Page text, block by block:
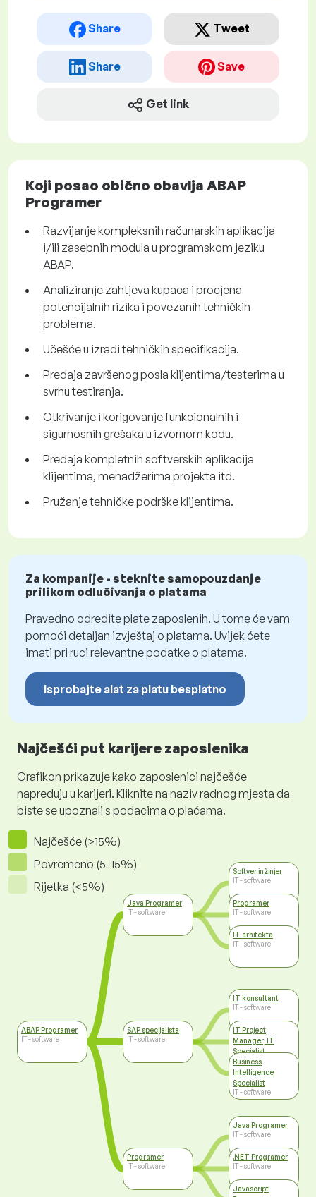
Share Tweet
Share Save
Get link
Koji posao obično obavlja ABAP
Programer
Razvijanje kompleksnih računarskih aplikacija
i/ili zasebnih modula u programskom jeziku
ABAP.
Analiziranje zahtjeva kupaca i procjena
potencijalnih rizika i povezanih tehničkih
problema.
Učešće u izradi tehničkih specifikacija.
Predaja završenog posla klijentima/testerima u
svrhu testiranja.
Otkrivanje i korigovanje funkcionalnih i
sigurnosnih grešaka u izvornom kodu.
Predaja kompletnih softverskih aplikacija
klijentima, menadžerima projekta itd.
Pružanje tehničke podrške klijentima.
Za kompanije - steknite samopouzdanje
prilikom odlučivanja o platama
Pravedno odredite plate zaposlenih. U tome će vam
pomoći detaljan izvještaj o platama. Uvijek ćete
imati pri ruci relevantne podatke o platama.
Isprobajte alat za platu besplatno
Najčešći put karijere zaposlenika
Grafikon prikazuje kako zaposlenici najčešće
napreduju u karijeri. Kliknite na naziv radnog mjesta da
biste se upoznali s podacima o plaćama.
Najčešće (>15%)
Povremeno (5-15%)
Rijetka (<5%)
ABAP Programer
IT - software
Java Programer
IT - software
SAP specijalista
IT - software
Programer
IT - software
Softver inžinjer
IT - software
Programer
IT - software
IT arhitekta
IT - software
IT konsultant
IT - software
IT Project
Manager, IT
Specialist
IT - software
Business
Intelligence
Specialist
IT - software
Java Programer
IT - software
.NET Programer
IT - software
Javascript